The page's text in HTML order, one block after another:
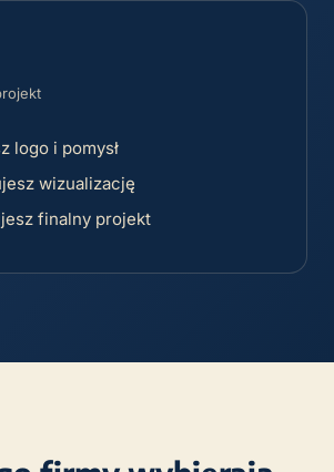
logo i pomysł
wizualizację
finalny projekt